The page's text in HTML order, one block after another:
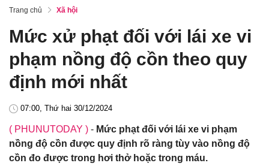
Trang chủ Xã hội
Mức xử phạt đối với lái xe vi
phạm nồng độ cồn theo quy
định mới nhất
07:00, Thứ hai 30/12/2024
( PHUNUTODAY ) - Mức phạt đối với lái xe vi phạm
nồng độ cồn được quy định rõ ràng tùy vào nồng độ
cồn đo được trong hơi thở hoặc trong máu.